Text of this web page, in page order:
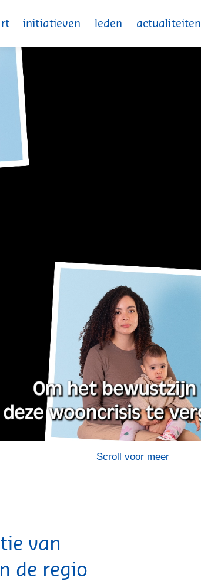
initiatieven leden actualiteiten
Scroll voor meer
van
de regio